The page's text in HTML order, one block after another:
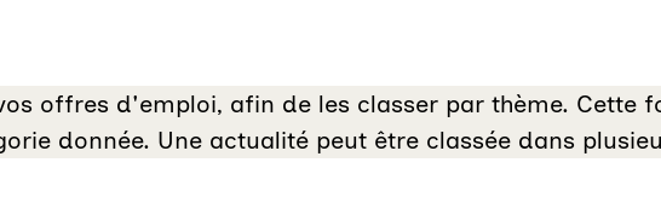
offres d'emploi, afin de les classer par thème. Cette
donnée. Une actualité peut être classée dans